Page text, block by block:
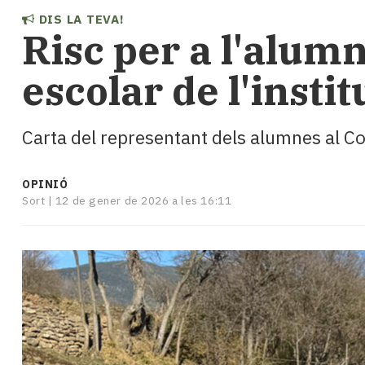
i
turisme
Cultura
Esports
Mai
tant!
i
El
temps
Enquestes
A
escena!
Dis
la
teva!
DIS LA TEVA!
Risc per a
escolar de
Carta del representant dels alumnes al
OPINIÓ
Sort | 12 de gener de 2026 a les 16:11